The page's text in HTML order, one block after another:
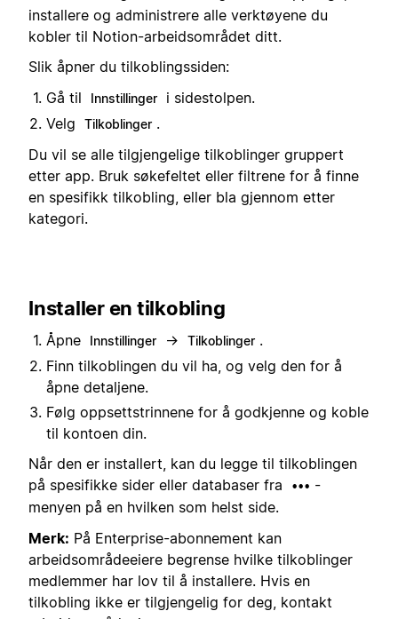
installere og administrere alle verktøyene du
kobler til Notion-arbeidsområdet ditt.
Slik åpner du tilkoblingssiden:
Gå til
Innstillinger
i sidestolpen.
Velg
Tilkoblinger .
Du vil se alle tilgjengelige tilkoblinger gruppert
etter app. Bruk søkefeltet eller filtrene for å finne
en spesifikk tilkobling, eller bla gjennom etter
kategori.
Installer en tilkobling
Åpne Innstillinger → Tilkoblinger .
Finn tilkoblingen du vil ha, og velg den for å
åpne detaljene.
Følg oppsettstrinnene for å godkjenne og koble
til kontoen din.
Når den er installert, kan du legge til tilkoblingen
på spesifikke sider eller databaser fra
••• -
menyen på en hvilken som helst side.
Merk: På Enterprise-abonnement kan
arbeidsområdeeiere begrense hvilke tilkoblinger
medlemmer har lov til å installere. Hvis en
tilkobling ikke er tilgjengelig for deg, kontakt